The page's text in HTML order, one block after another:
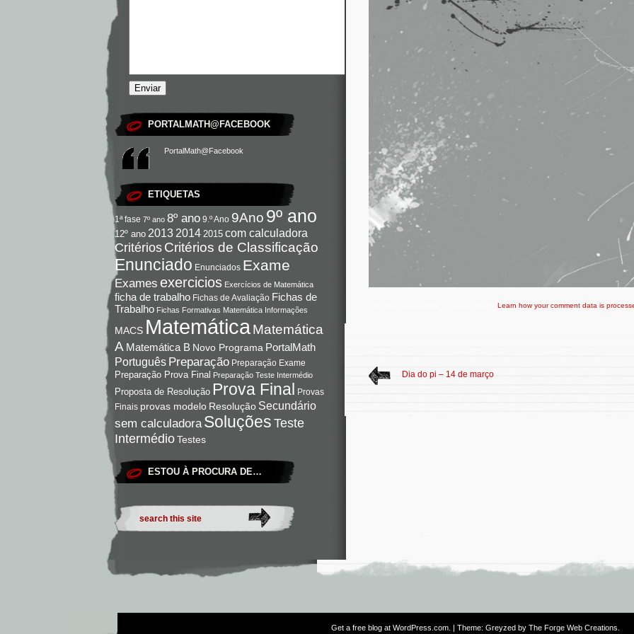
PORTALMATH@FACEBOOK
PortalMath@Facebook
ETIQUETAS
1ª fase 7º ano 8º ano 9.º Ano 9Ano 9º ano
12º ano 2013 2014 2015 com calculadora
Critérios Critérios de Classificação
Enunciado Enunciados Exame
Exames exercicios Exercícios de Matemática
ficha de trabalho Fichas de Avaliação Fichas de
Trabalho Fichas Formativas Matemática Informações
MACS Matemática Matemática
A Matemática B Novo Programa PortalMath
Português Preparação Preparação Exame
Preparação Prova Final Preparação Teste Intermédio
Proposta de Resolução Prova Final Provas
Finais provas modelo Resolução Secundário
sem calculadora Soluções Teste
IntermédioTestes
ESTOU À PROCURA DE…
Learn how your comment data is
Dia do pi – 14 de março
Get a free blog at WordPress.com . | Theme: Greyzed by The Forge Web Creations